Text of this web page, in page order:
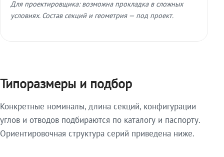
Для проектировщика: возможна прокладка в сложных
условиях. Состав секций и геометрия — под проект.
Типоразмеры и подбор
Конкретные номиналы, длина секций, конфигурации
углов и отводов подбираются по каталогу и паспорту.
Ориентировочная структура серий приведена ниже.